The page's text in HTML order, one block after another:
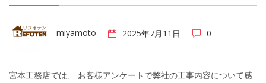
miyamoto 2025年7月11日 0
宮本工務店では、 お客様アンケートで弊社の工事内容について感